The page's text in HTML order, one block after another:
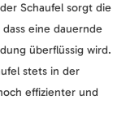
Schaufel sorgt die
eine dauernde
überflüssig wird.
stets in der
effizienter und